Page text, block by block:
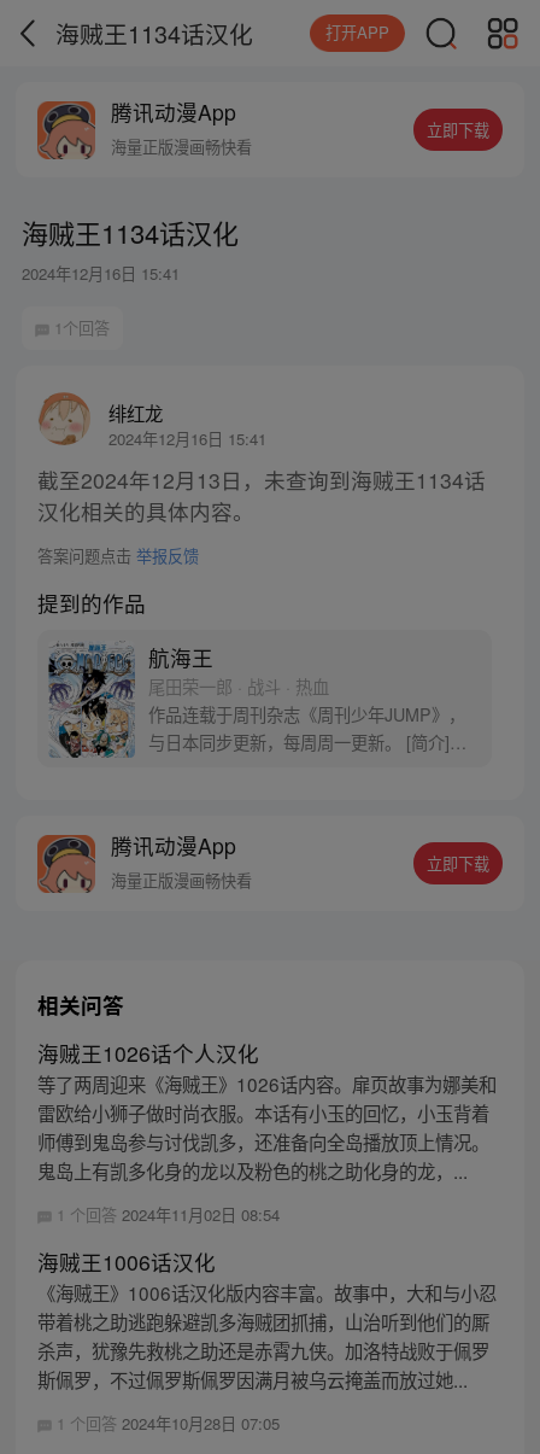
海贼王1134话汉化 打开APP
腾讯动漫App
海量正版漫画畅快看
立即下载
海贼王1134话汉化
2024年12月16日 15:41
1个回答
绯红龙
2024年12月16日 15:41
截至2024年12月13日，未查询到海贼王1134话
汉化相关的具体内容。
答案问题点击 举报反馈
提到的作品
航海王
尾田荣一郎 · 战斗 · 热血
作品连载于周刊杂志《周刊少年JUMP》，
与日本同步更新，每周周一更新。 [简介]有
十年后，路飞为实现与因救他而断臂的杰克
斯的约定而出海，开始了以成为海盗王为目
腾讯动漫App
海量正版漫画畅快看
立即下载
相关问答
海贼王1026话个人汉化
等了两周迎来《海贼王》1026话内容。扉页故事为娜美和
雷欧给小狮子做时尚衣服。本话有小玉的回忆，小玉背着
师傅到鬼岛参与讨伐凯多，还准备向全岛播放顶上情况。
鬼岛上有凯多化身的龙以及粉色的桃之助化身的龙，...
1 个回答 2024年11月02日 08:54
海贼王1006话汉化
《海贼王》1006话汉化版内容丰富。故事中，大和与小忍
带着桃之助逃跑躲避凯多海贼团抓捕，山治听到他们的厮
杀声，犹豫先救桃之助还是赤霄九侠。加洛特战败于佩罗
斯佩罗，不过佩罗斯佩罗因满月被乌云掩盖而放过她...
1 个回答 2024年10月28日 07:05